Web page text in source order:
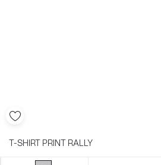
T-SHIRT PRINT RALLY